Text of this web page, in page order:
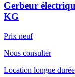
Gerbeur
KG
Prix neuf
Nous consulter
Location longue durée